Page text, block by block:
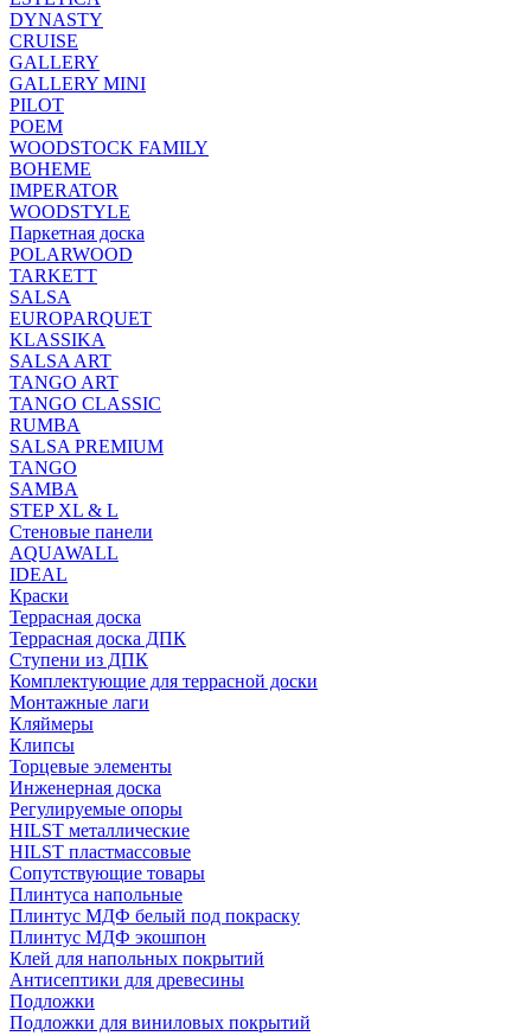
DYNASTY
CRUISE
GALLERY
GALLERY MINI
PILOT
POEM
WOODSTOCK FAMILY
BOHEME
IMPERATOR
WOODSTYLE
Паркетная доска
POLARWOOD
TARKETT
SALSA
EUROPARQUET
KLASSIKA
SALSA ART
TANGO ART
TANGO CLASSIC
RUMBA
SALSA PREMIUM
TANGO
SAMBA
STEP XL & L
Стеновые панели
AQUAWALL
IDEAL
Краски
Террасная доска
Террасная доска ДПК
Ступени из ДПК
Комплектующие для террасной доски
Монтажные лаги
Кляймеры
Клипсы
Торцевые элементы
Инженерная доска
Регулируемые опоры
HILST металлические
HILST пластмассовые
Сопутствующие товары
Плинтуса напольные
Плинтус МДФ белый под покраску
Плинтус МДФ экошпон
Клей для напольных покрытий
Антисептики для древесины
Подложки
Подложки для виниловых покрытий